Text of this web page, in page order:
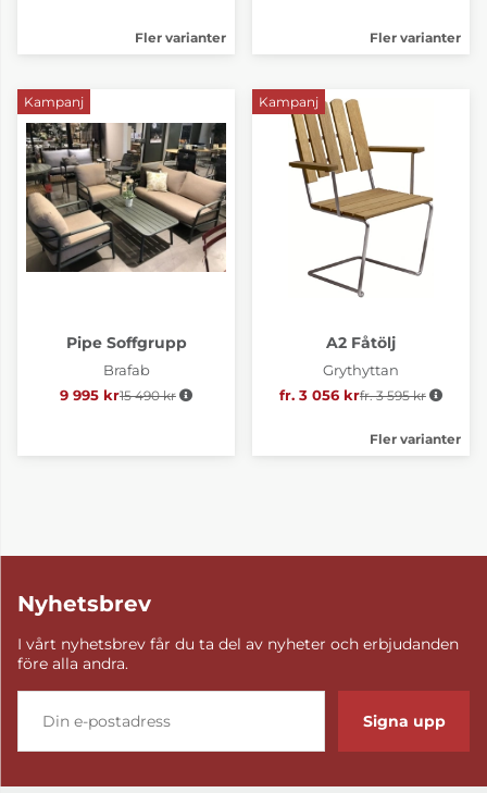
Fler varianter Fler varianter
Kampanj
Pipe Soffgrupp
Brafab
9 995 kr Ordinarie pris:
15 490 kr
Kampanj
A2 Fåtölj
Grythyttan
fr. 3 056 krOrdinarie pris:
fr. 3 595 kr
Fler varianter
Nyhetsbrev
I vårt nyhetsbrev får du ta del av nyheter och erbjudanden
före alla andra.
Signa upp